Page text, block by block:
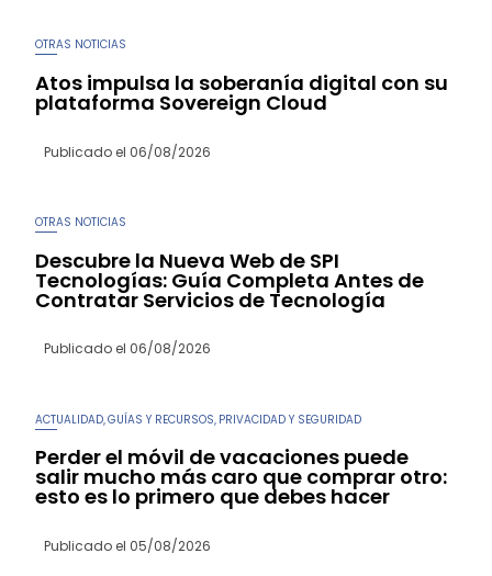
OTRAS NOTICIAS
Atos impulsa la soberanía digital con su
plataforma Sovereign Cloud
Publicado el 06/08/2026
OTRAS NOTICIAS
Descubre la Nueva Web de SPI
Tecnologías: Guía Completa Antes de
Contratar Servicios de Tecnología
Publicado el 06/08/2026
ACTUALIDAD ,GUÍAS Y RECURSOS PRIVACIDAD Y SEGURIDAD
Perder el móvil de vacaciones puede
salir mucho más caro que comprar otro:
esto es lo primero que debes hacer
Publicado el 05/08/2026